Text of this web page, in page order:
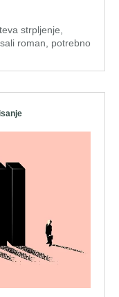
strpljenje,
roman, potrebno